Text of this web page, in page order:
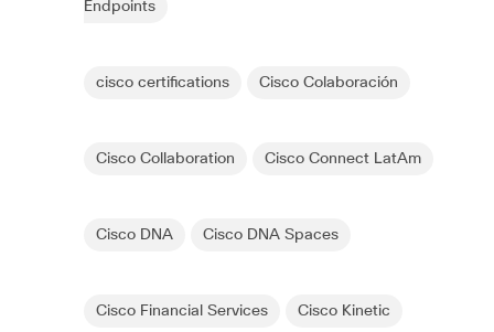
Endpoints
cisco certifications Cisco Colaboración
Cisco Collaboration Cisco Connect LatAm
Cisco DNA Cisco DNA Spaces
Cisco Financial Services Cisco Kinetic